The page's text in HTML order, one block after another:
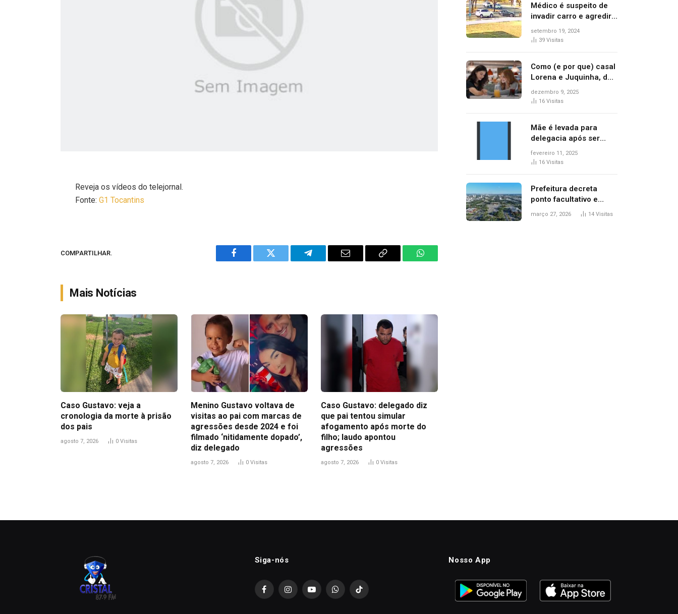
Reveja os vídeos do telejornal.
Fonte:G1 Tocantins
COMPARTILHAR.
Facebook Twitter Telegram Email
Copy
WhatsApp
Mais Notícias
Caso Gustavo: veja a
cronologia da morte à prisão
dos pais
agosto 7, 2026 0 Visitas
Menino Gustavo voltava de
visitas ao pai com marcas de
agressões desde 2024 e foi
filmado ‘nitidamente dopado’,
diz delegado
agosto 7, 2026 0 Visitas
Caso Gustavo: delegado diz
que pai tentou simular
afogamento após morte do
filho; laudo apontou
agressões
agosto 7, 2026 0 Visitas
Médico é suspeito de
invadir carro e agredir
delegado aposentado
durante confusão no
setembro 19, 2024
39 Visitas
Como (e por que) casal
Lorena e Juquinha, de
‘Três Graças’, ganhou
repercussão
dezembro 9, 2025
16 Visitas
Mãe é levada para
delegacia após ser
denunciada por maus-
tratos contra dois
fevereiro 11, 2025
16 Visitas
Prefeitura decreta
ponto facultativo e
servidores públicos
março 27, 2026 14 Visitas
Siga-nós
FacebookInstagramYouTubeWhatsAppTikTok
Nosso App